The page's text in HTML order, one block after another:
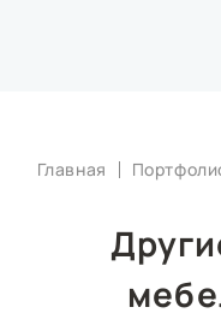
КОНТАКТЫ
Главная